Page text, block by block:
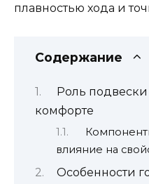
плавностью хода и
Содержание
Роль
комфорте
влияние на
Особенности